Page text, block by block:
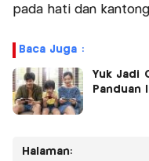
pada hati dan
Baca Juga :
Yuk Jadi
Panduan
Halaman: